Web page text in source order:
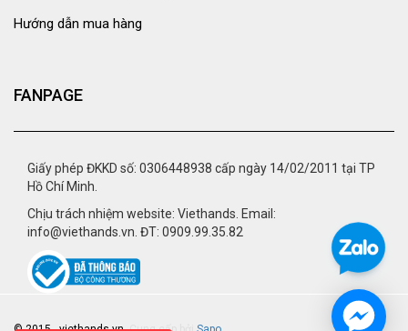
Hướng dẫn mua hàng
FANPAGE
Giấy phép ĐKKD số: 0306448938 cấp ngày 14/02/2011 tại TP
Hồ Chí Minh.
Chịu trách nhiệm website: Viethands. Email:
info@viethands.vn. ĐT: 0909.99.35.82